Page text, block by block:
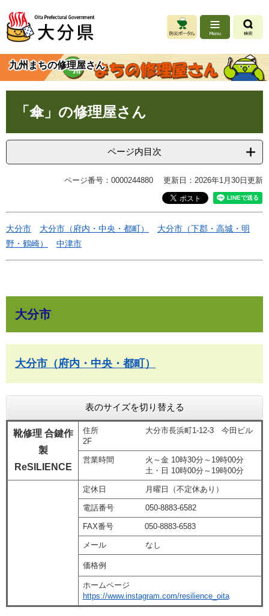
ジ
先
頭
で
ュ
を
飛
ば
文
へ
九州まちの修理屋さん
「傘」の修理屋さん
ページ内目次
ページ番号：0000244880 更新日：2026年1月30日更新
大分市 大分市（府内・中央・都町）
大分市（下郡・高城・明
野・鶴崎）
中津市
大分市
大分市（府内・中央・都町）
表のサイズを切り替える
靴修理 合鍵作
製
ReSILIENCE
住所 大分市長浜町1-12-3 今田ビル
2F
営業時間 火～金 10時30分～19時00分
土・日 10時00分～19時00分
定休日 月曜日（不定休あり）
電話番号 050-8883-6582
FAX番号 050-8883-6583
メール なし
価格例
ホームページ
https://www.instagram.com/resilience_oita